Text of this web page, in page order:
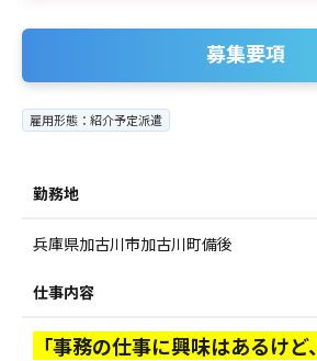
募集要項
雇用形態：紹介予定派遣
勤務地
兵庫県加古川市加古川町備後
仕事内容
「事務の仕事に興味はあるけ